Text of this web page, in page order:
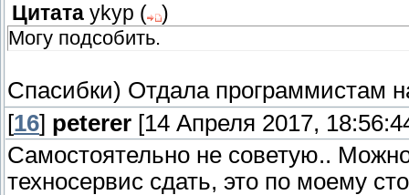
Цитата ykyp (
)
Могу подсобить.
Спасибки) Отдала программистам
[16] peterer [14 Апреля 2017,
Самостоятельно не советую..
техносервис сдать, это по моему